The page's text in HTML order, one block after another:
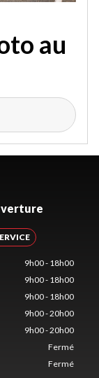
au
9h00 - 18h00
9h00 - 18h00
9h00 - 18h00
9h00 - 20h00
9h00 - 20h00
Fermé
Fermé